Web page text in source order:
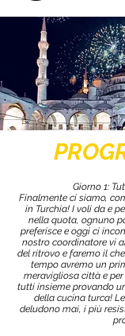
Giorno 1:
Finalmente ci siamo,
in Turchia! I voli da e
nella quota, ognuno
preferisce e oggi ci
nostro coordinatore vi
del ritrovo e faremo il
tempo avremo un
meravigliosa città e
tutti insieme provando
della cucina turca!
deludono mai, i più